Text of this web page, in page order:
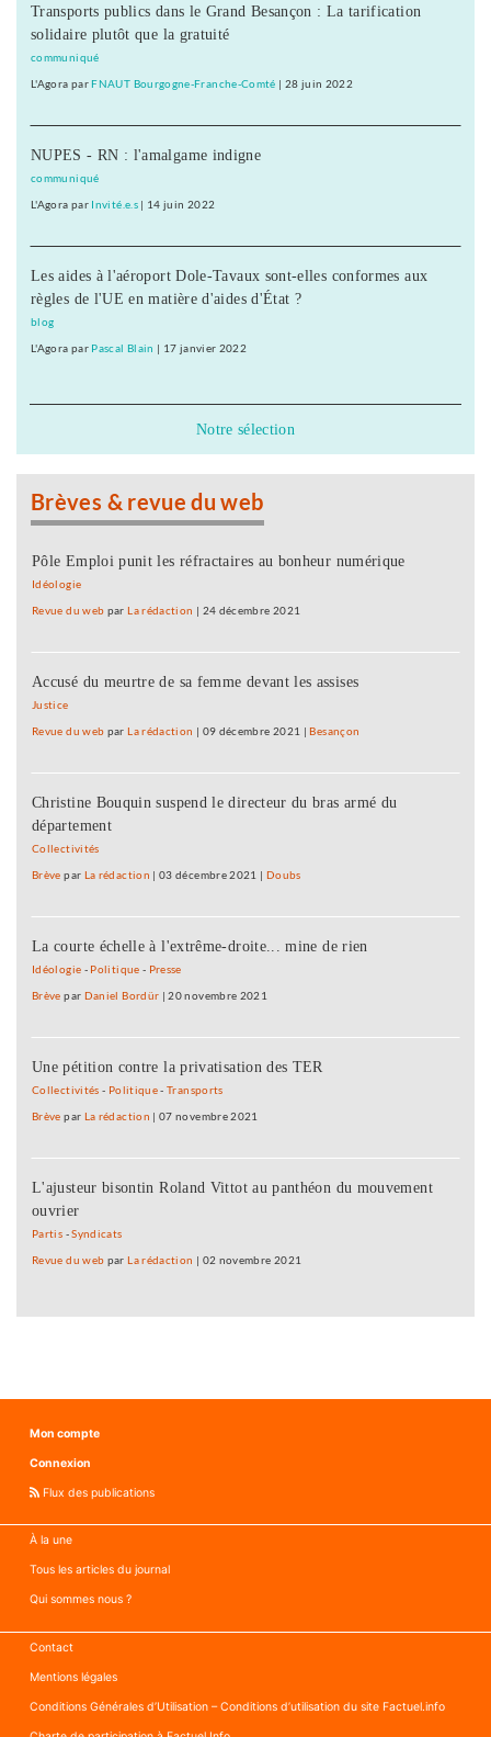
Transports publics dans le Grand Besançon : La tarification
solidaire plutôt que la gratuité
communiqué
L'Agora parFNAUT Bourgogne-Franche-Comté | 28 juin 2022
NUPES - RN : l'amalgame indigne
communiqué
L'Agora par Invité.e.s| 14 juin 2022
Les aides à l'aéroport Dole-Tavaux sont-elles conformes aux
règles de l'UE en matière d'aides d'État ?
blog
L'Agora par Pascal Blain | 17 janvier 2022
Notre sélection
Brèves & revue du web
Pôle Emploi punit les réfractaires au bonheur numérique
Idéologie
Revue du web parLa rédaction | 24 décembre 2021
Accusé du meurtre de sa femme devant les assises
Justice
Revue du web parLa rédaction | 09 décembre 2021 |Besançon
Christine Bouquin suspend le directeur du bras armé du
département
Collectivités
Brève par La rédaction |03 décembre 2021 | Doubs
La courte échelle à l'extrême-droite... mine de rien
Idéologie - Politique - Presse
Brève par Daniel Bordür |20 novembre 2021
Une pétition contre la privatisation des TER
Collectivités - Politique-Transports
Brève par La rédaction |07 novembre 2021
L'ajusteur bisontin Roland Vittot au panthéon du mouvement
ouvrier
Partis -Syndicats
Revue du web parLa rédaction | 02 novembre 2021
Mon compte
Connexion
Flux des publications
À la une
Tous les articles du journal
Qui sommes nous ?
Contact
Mentions légales
Conditions Générales d’Utilisation – Conditions d’utilisation du site Factuel.info